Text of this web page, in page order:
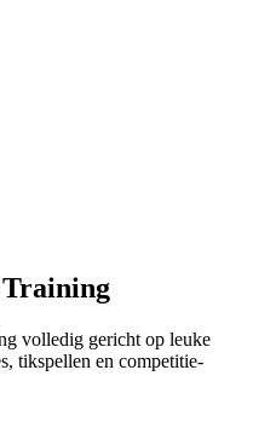
Training
volledig gericht op leuke
tikspellen en competitie-